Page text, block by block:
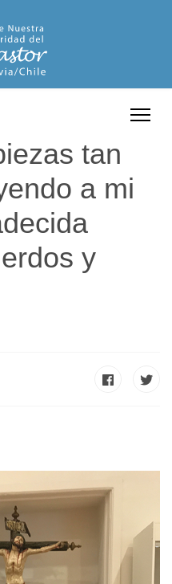
tan
a mi
y